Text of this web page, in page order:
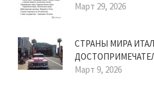
Март 29, 2026
СТРАНЫ МИРА
Март 9, 2026